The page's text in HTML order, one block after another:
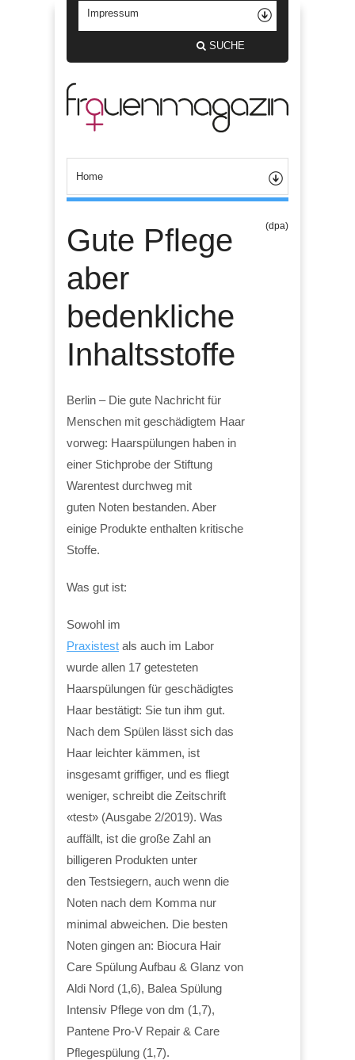
SUCHE
Gute Pflege
aber
bedenkliche
Inhaltsstoffe
(dpa)
Berlin – Die gute Nachricht für
Menschen mit geschädigtem Haar
vorweg: Haarspülungen haben in
einer Stichprobe der Stiftung
Warentest durchweg mit
guten Noten bestanden. Aber
einige Produkte enthalten kritische
Stoffe.
Was gut ist:
Sowohl im
Praxistest als auch im Labor
wurde allen 17 getesteten
Haarspülungen für geschädigtes
Haar bestätigt: Sie tun ihm gut.
Nach dem Spülen lässt sich das
Haar leichter kämmen, ist
insgesamt griffiger, und es fliegt
weniger, schreibt die Zeitschrift
«test» (Ausgabe 2/2019). Was
auffällt, ist die große Zahl an
billigeren Produkten unter
den Testsiegern, auch wenn die
Noten nach dem Komma nur
minimal abweichen. Die besten
Noten gingen an: Biocura Hair
Care Spülung Aufbau & Glanz von
Aldi Nord (1,6), Balea Spülung
Intensiv Pflege von dm (1,7),
Pantene Pro-V Repair & Care
Pflegespülung (1,7).